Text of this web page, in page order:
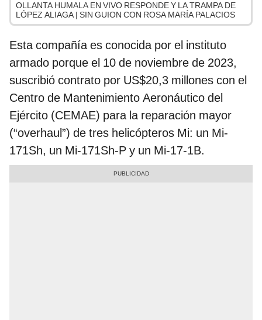
OLLANTA HUMALA EN VIVO RESPONDE Y LA TRAMPA DE
LÓPEZ ALIAGA | SIN GUION CON ROSA MARÍA PALACIOS
Esta compañía es conocida por el instituto
armado porque el 10 de noviembre de 2023,
suscribió contrato por US$20,3 millones con el
Centro de Mantenimiento Aeronáutico del
Ejército (CEMAE) para la reparación mayor
(“overhaul”) de tres helicópteros Mi: un Mi-
171Sh, un Mi-171Sh-P y un Mi-17-1B.